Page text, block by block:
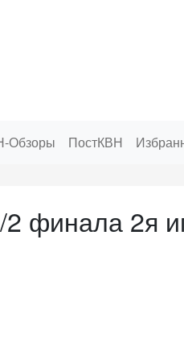
Обзоры ПостКВН
финала 2я